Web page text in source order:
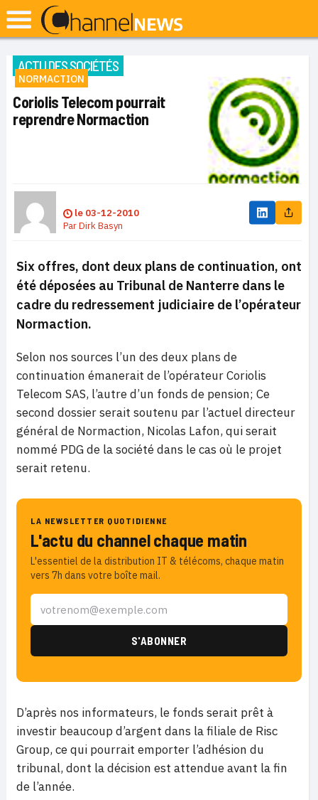
ACTU DES SOCIÉTÉS
NORMACTION
Coriolis Telecom pourrait
reprendre Normaction
le 03-12-2010
ParDirk Basyn
Six offres, dont deux plans de continuation, ont
été déposées au Tribunal de Nanterre dans le
cadre du redressement judiciaire de l’opérateur
Normaction.
Selon nos sources l’un des deux plans de
continuation émanerait de l’opérateur Coriolis
Telecom SAS, l’autre d’un fonds de pension; Ce
second dossier serait soutenu par l’actuel directeur
général de Normaction, Nicolas Lafon, qui serait
nommé PDG de la société dans le cas où le projet
serait retenu.
LA NEWSLETTER QUOTIDIENNE
L'actu du channel chaque matin
L'essentiel de la distribution IT & télécoms, chaque matin
vers 7h dans votre boîte mail.
D’après nos informateurs, le fonds serait prêt à
investir beaucoup d’argent dans la filiale de Risc
Group, ce qui pourrait emporter l’adhésion du
tribunal, dont la décision est attendue avant la fin
de l’année.